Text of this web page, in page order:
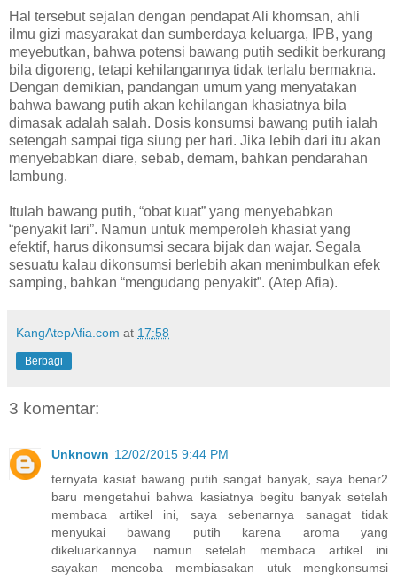
Hal tersebut sejalan dengan pendapat Ali khomsan, ahli
ilmu gizi masyarakat dan sumberdaya keluarga, IPB, yang
meyebutkan, bahwa potensi bawang putih sedikit berkurang
bila digoreng, tetapi kehilangannya tidak terlalu bermakna.
Dengan demikian, pandangan umum yang menyatakan
bahwa bawang putih akan kehilangan khasiatnya bila
dimasak adalah salah. Dosis konsumsi bawang putih ialah
setengah sampai tiga siung per hari. Jika lebih dari itu akan
menyebabkan diare, sebab, demam, bahkan pendarahan
lambung.
Itulah bawang putih, “obat kuat” yang menyebabkan
“penyakit lari”. Namun untuk memperoleh khasiat yang
efektif, harus dikonsumsi secara bijak dan wajar. Segala
sesuatu kalau dikonsumsi berlebih akan menimbulkan efek
samping, bahkan “mengudang penyakit”. (Atep Afia).
KangAtepAfia.com at 17:58
Berbagi
3 komentar:
Unknown 12/02/2015 9:44 PM
ternyata kasiat bawang putih sangat banyak, saya benar2
baru mengetahui bahwa kasiatnya begitu banyak setelah
membaca artikel ini, saya sebenarnya sanagat tidak
menyukai bawang putih karena aroma yang
dikeluarkannya. namun setelah membaca artikel ini
sayakan mencoba membiasakan utuk mengkonsumsi